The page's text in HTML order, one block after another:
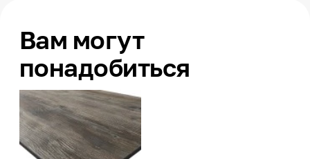
Вам могут
понадобиться